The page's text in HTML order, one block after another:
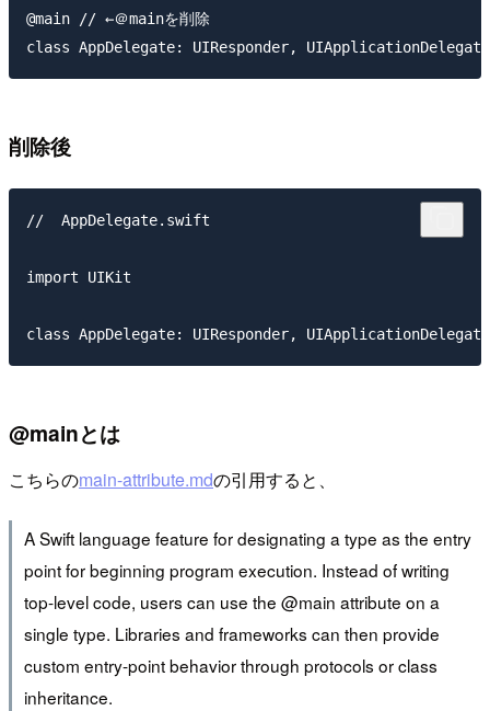
@main // ←＠mainを削除
削除後
//  AppDelegate.swift
import UIKit
@mainとは
こちらのmain-attribute.mdの引用すると、
A Swift language feature for designating a type as the entry
point for beginning program execution. Instead of writing
top-level code, users can use the @main attribute on a
single type. Libraries and frameworks can then provide
custom entry-point behavior through protocols or class
inheritance.